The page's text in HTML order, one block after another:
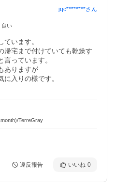
jqc********さん
良い
います。
帰宅まで付けていても乾燥す
っています。
ありますが
入りの様です。
TerreGray
違反報告 いいね 0